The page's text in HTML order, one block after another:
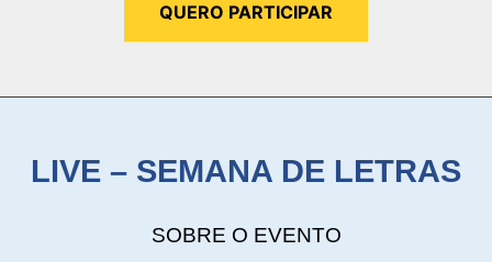
QUERO PARTICIPAR
LIVE – SEMANA DE LETRAS
SOBRE O EVENTO